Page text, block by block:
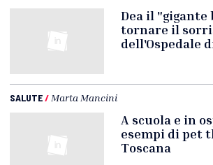
Dea il "gigante
tornare il
dell'Ospedale
SALUTE/ Marta Mancini
A scuola e in
esempi di pet
Toscana